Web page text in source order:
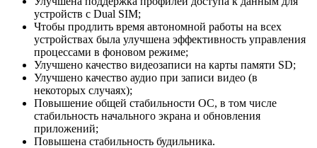
устройств с Dual SIM;
Чтобы продлить время автономной работы на всех
устройствах была улучшена эффективность управления
процессами в фоновом режиме;
Улучшено качество видеозаписи на карты памяти SD;
Улучшено качество аудио при записи видео (в
некоторых случаях);
Повышение общей стабильности ОС, в том числе
стабильность начального экрана и обновления
приложений;
Повышена стабильность будильника.